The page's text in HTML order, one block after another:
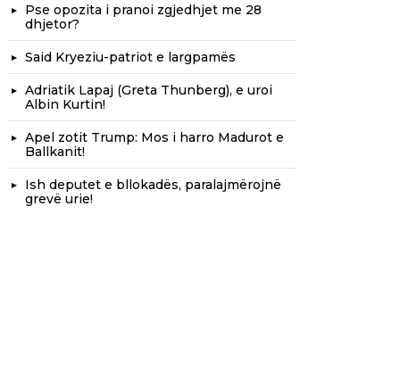
Pse opozita i pranoi zgjedhjet me 28
dhjetor?
Said Kryeziu-patriot e largpamës
Adriatik Lapaj (Greta Thunberg), e uroi
Albin Kurtin!
Apel zotit Trump: Mos i harro Madurot e
Ballkanit!
Ish deputet e bllokadës, paralajmërojnë
grevë urie!